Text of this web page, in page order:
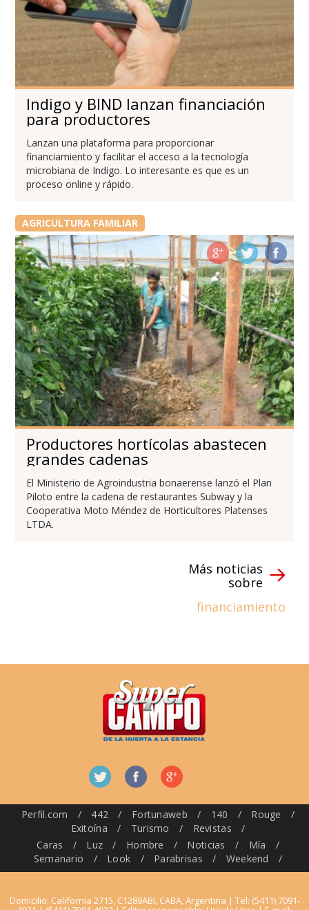
Indigo y BIND lanzan financiación
para productores
Lanzan una plataforma para proporcionar
financiamiento y facilitar el acceso a la tecnología
microbiana de Indigo. Lo interesante es que es un
proceso online y rápido.
AGRICULTURA FAMILIAR
Productores hortícolas abastecen
grandes cadenas
El Ministerio de Agroindustria bonaerense lanzó el Plan
Piloto entre la cadena de restaurantes Subway y la
Cooperativa Moto Méndez de Horticultores Platenses
LTDA.
Más noticias
sobre
financiamiento
Perfil.com / 442 / Fortunaweb / 140 / Rouge
/
Exitoína
/ Turismo / Revistas
/
Caras
/ Luz / Hombre / Noticias / Mía
/
Semanario
/ Look / Parabrisas / Weekend /
Domicilio: California 2715, C1289ABI, CABA, Argentina | Tel: (5411) 7091-